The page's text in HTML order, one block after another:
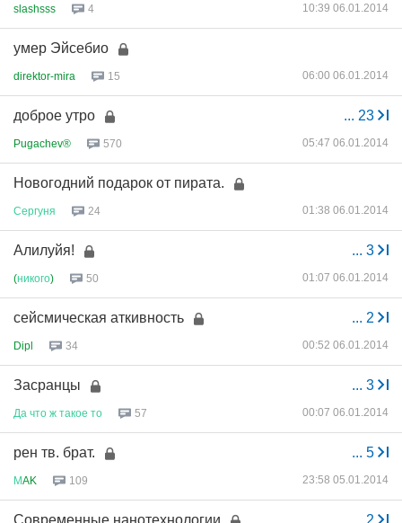
slashsss 4 10:39 06.01.2014
умер Эйсебио
direktor-mira 15 06:00 06.01.2014
... 23
доброе утро
Pugachev® 570 05:47 06.01.2014
Новогодний подарок от пирата.
Сергуня 24 01:38 06.01.2014
... 3
Алилуйя!
(никого) 50 01:07 06.01.2014
... 2
сейсмическая аткивность
Dipl 34 00:52 06.01.2014
... 3
Засранцы
Да что ж такое то 57 00:07 06.01.2014
... 5
рен тв. брат.
МAK 109 23:58 05.01.2014
2
Современные нанотехнологии